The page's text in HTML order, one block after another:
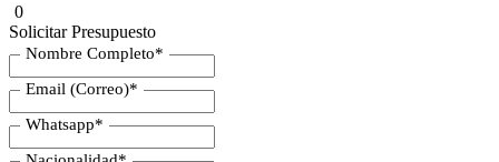
0
Solicitar Presupuesto
Nombre Completo*
Email (Correo)*
Whatsapp*